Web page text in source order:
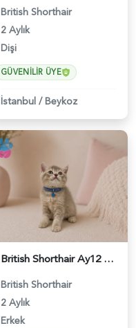
British Shorthair
2 Aylık
Dişi
GÜVENILIR ÜYE
İstanbul /Beykoz
British Shorthair Ay12 Erkek Oyuncu Yavrumuz - 4895
British Shorthair
2 Aylık
Erkek